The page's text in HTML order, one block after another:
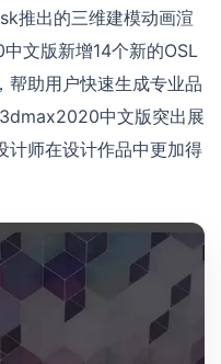
推出的三维建模动画渲
文版新增14个新的OSL
帮助用户快速生成专业品
中文版突出展
计师在设计作品中更加得